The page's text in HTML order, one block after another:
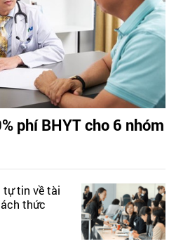
phí BHYT cho 6 nhóm
tự tin về tài
thức